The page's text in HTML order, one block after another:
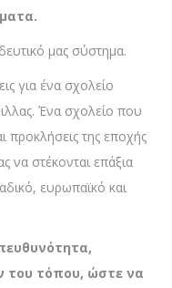
μας σύστημα.
για ένα σχολείο
Ένα σχολείο που
προκλήσεις της εποχής
να στέκονται επάξια
ευρωπαϊκό και
του τόπου, ώστε να